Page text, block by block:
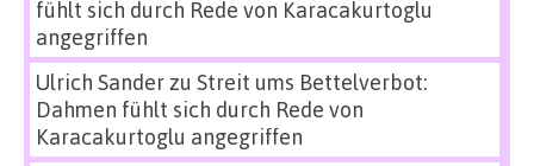
fühlt sich durch Rede von Karacakurtoglu
angegriffen
Ulrich Sanderzu Streit ums Bettelverbot:
Dahmen fühlt sich durch Rede von
Karacakurtoglu angegriffen